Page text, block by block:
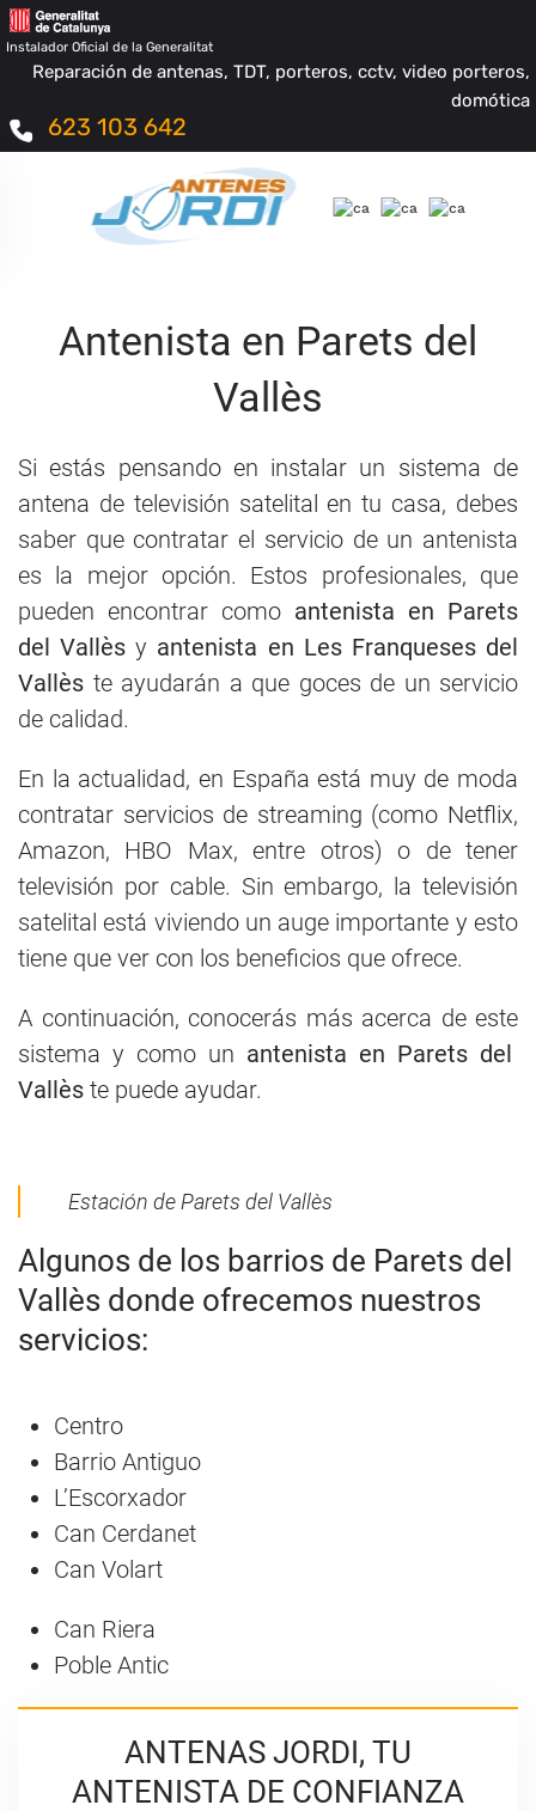
Instalador Oficial de la Generalitat
Reparación de antenas, TDT, porteros, cctv, video porteros,
domótica
623 103 642
Antenista en Parets del
Vallès
Si estás pensando en instalar un sistema de
antena de televisión satelital en tu casa, debes
saber que contratar el servicio de un antenista
es la mejor opción. Estos profesionales, que
pueden encontrar como antenista en Parets
del Vallès y antenista en Les Franqueses del
Vallès te ayudarán a que goces de un servicio
de calidad.
En la actualidad, en España está muy de moda
contratar servicios de streaming (como Netflix,
Amazon, HBO Max, entre otros) o de tener
televisión por cable. Sin embargo, la televisión
satelital está viviendo un auge importante y esto
tiene que ver con los beneficios que ofrece.
A continuación, conocerás más acerca de este
sistema y como un antenista en Parets del
Vallès te puede ayudar.
Estación de Parets del Vallès
Algunos de los barrios de Parets del
Vallès donde ofrecemos nuestros
servicios:
Centro
Barrio Antiguo
L’Escorxador
Can Cerdanet
Can Volart
Can Riera
Poble Antic
ANTENAS JORDI, TU
ANTENISTA DE CONFIANZA